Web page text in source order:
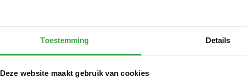
Toestemming Details
Deze website maakt gebruik van cookies
Op voorraad: binnen 1,5 tot 3 weken